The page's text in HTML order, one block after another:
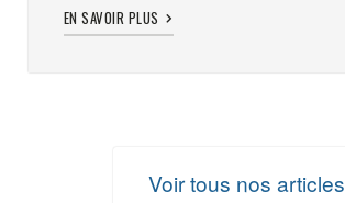
EN SAVOIR PLUS
Voir tous nos articles